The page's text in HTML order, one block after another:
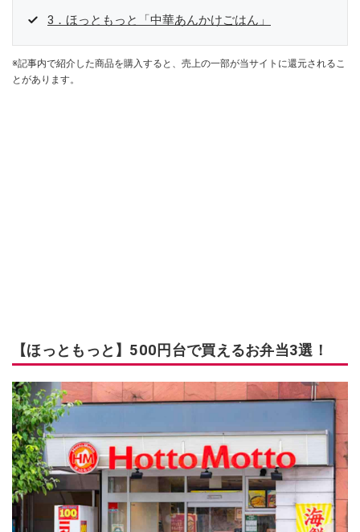
3．ほっともっと「中華あんかけごはん」
※記事内で紹介した商品を購入すると、売上の一部が当サイトに還元されるこ
とがあります。
【ほっともっと】500円台で買えるお弁当3選！